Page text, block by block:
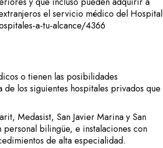
el servicio médico del Hospital
a-tu-alcance/4366
o tienen las posibilidades
los siguientes hospitales privados que
Medasist, San Javier Marina y San
bilingüe, e instalaciones con
de alta especialidad.